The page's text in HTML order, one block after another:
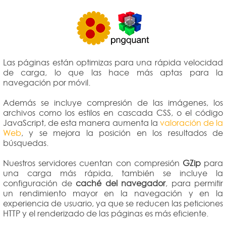
Las páginas están optimizas para una rápida velocidad
de carga, lo que las hace más aptas para la
navegación por móvil.
Además se incluye compresión de las imágenes, los
archivos como los estilos en cascada CSS, o el código
JavaScript, de esta manera aumenta la valoración de la
Web, y se mejora la posición en los resultados de
búsquedas.
Nuestros servidores cuentan con compresión GZippara
una carga más rápida, también se incluye la
configuración de caché del navegador, para permitir
un rendimiento mayor en la navegación y en la
experiencia de usuario, ya que se reducen las peticiones
HTTP y el renderizado de las páginas es más eficiente.